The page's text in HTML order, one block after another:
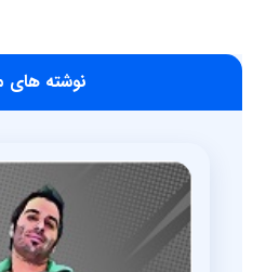
‫نوشته های